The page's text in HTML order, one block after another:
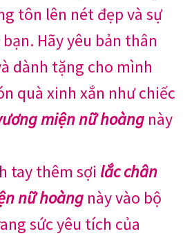
tôn lên nét đẹp và sự
Hãy yêu bản thân
dành tặng cho mình
quà xinh xắn như chiếc
miện nữ hoàngnày
tay thêm sợi lắc chân
nữ hoàngnày vào bộ
sức yêu tích của